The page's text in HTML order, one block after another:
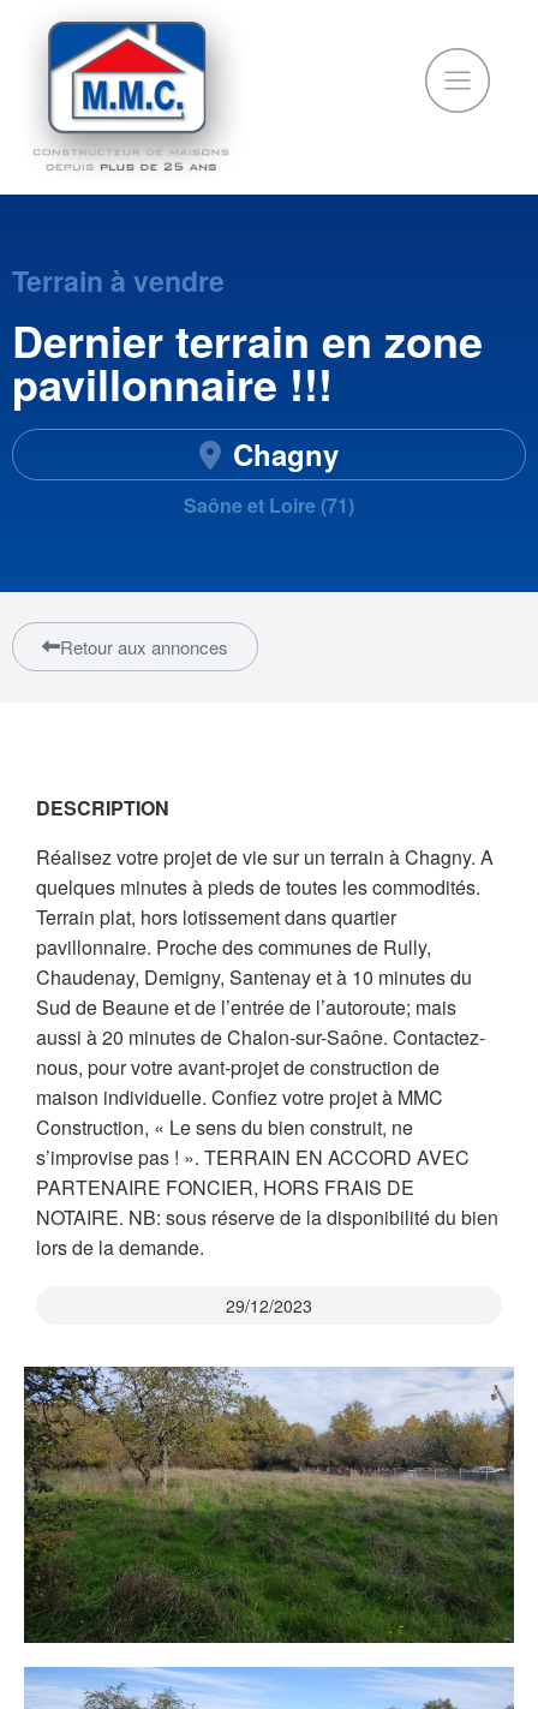
Terrain à vendre
Dernier terrain en zone
pavillonnaire !!!
Chagny
Saône et Loire (71)
Retour aux annonces
DESCRIPTION
Réalisez votre projet de vie sur un terrain à Chagny. A
quelques minutes à pieds de toutes les commodités.
Terrain plat, hors lotissement dans quartier
pavillonnaire. Proche des communes de Rully,
Chaudenay, Demigny, Santenay et à 10 minutes du
Sud de Beaune et de l’entrée de l’autoroute; mais
aussi à 20 minutes de Chalon-sur-Saône. Contactez-
nous, pour votre avant-projet de construction de
maison individuelle. Confiez votre projet à MMC
Construction, « Le sens du bien construit, ne
s’improvise pas ! ». TERRAIN EN ACCORD AVEC
PARTENAIRE FONCIER, HORS FRAIS DE
NOTAIRE. NB: sous réserve de la disponibilité du bien
lors de la demande.
29/12/2023